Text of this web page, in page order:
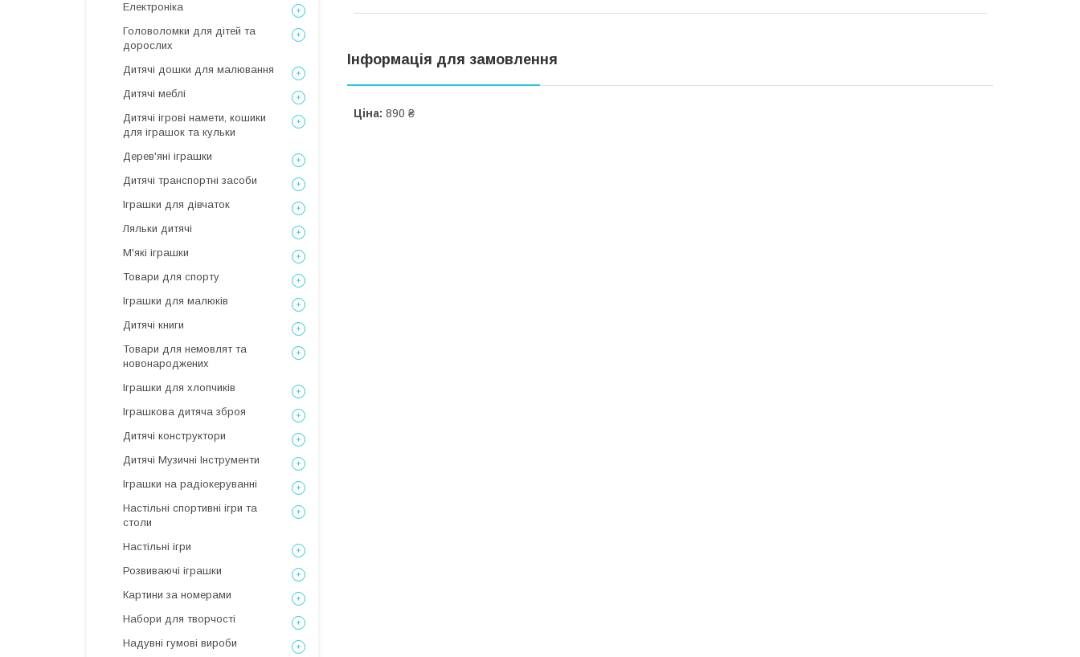
Інформація для замовлення
Ціна: 890 ₴
Електроніка
Головоломки для дітей та
дорослих
Дитячі дошки для малювання
Дитячі меблі
Дитячі ігрові намети, кошики
для іграшок та кульки
Дерев'яні іграшки
Дитячі транспортні засоби
Іграшки для дівчаток
Ляльки дитячі
М'які іграшки
Товари для спорту
Іграшки для малюків
Дитячі книги
Товари для немовлят та
новонароджених
Іграшки для хлопчиків
Іграшкова дитяча зброя
Дитячі конструктори
Дитячі Музичні Інструменти
Іграшки на радіокеруванні
Настільні спортивні ігри та
столи
Настільні ігри
Розвиваючі іграшки
Картини за номерами
Набори для творчості
Надувні гумові вироби